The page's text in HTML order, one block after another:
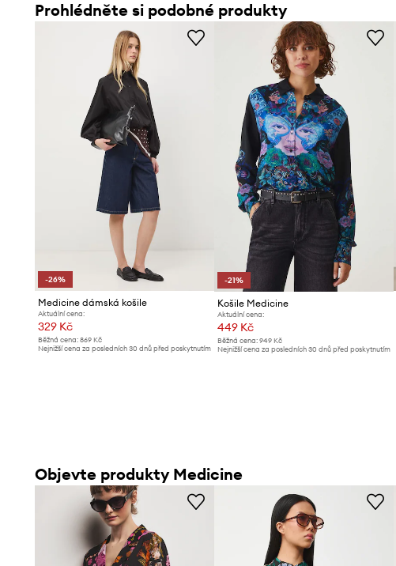
Prohlédněte si podobné produkty
-26%
Medicine dámská košile
Aktuální cena:
329 Kč
Běžná cena: 869 Kč
Nejnižší cena za posledních 30 dnů před poskytnutím
-21%
Košile Medicine
Aktuální cena:
449 Kč
Běžná cena:949 Kč
Nejnižší cena za posledních 30 dnů před poskytnutím
Objevte produkty Medicine